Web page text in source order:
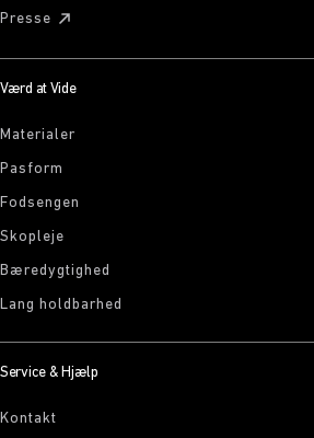
Presse
Værd at Vide
Materialer
Pasform
Fodsengen
Skopleje
Bæredygtighed
Lang holdbarhed
Service & Hjælp
Kontakt